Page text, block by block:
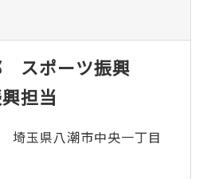
スポーツ振興
担当
玉県八潮市中央一丁目